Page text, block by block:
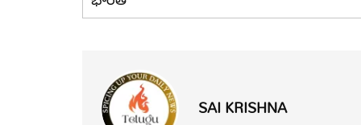
SAI KRISHNA